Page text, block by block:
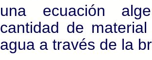
una ecuación
cantidad de
agua a través de la